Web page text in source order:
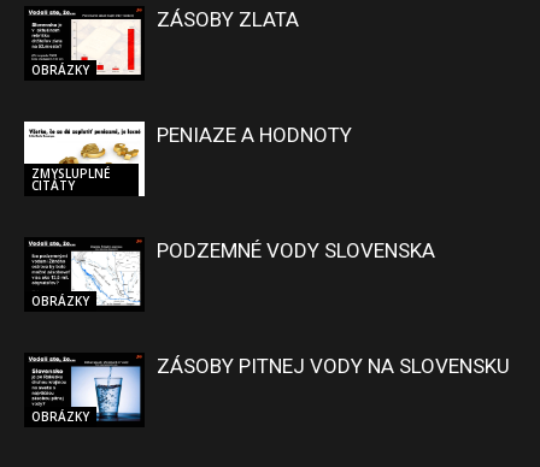
OBRÁZKY
ZÁSOBY ZLATA
ZMYSLUPLNÉ
CITÁTY
PENIAZE A HODNOTY
OBRÁZKY
PODZEMNÉ VODY SLOVENSKA
OBRÁZKY
ZÁSOBY PITNEJ VODY NA SLOVENSKU